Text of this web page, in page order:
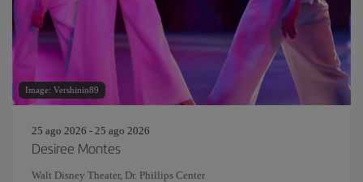
Image: Vershinin89
25 ago 2026 - 25 ago 2026
Desiree Montes
Walt Disney Theater, Dr. Phillips Center